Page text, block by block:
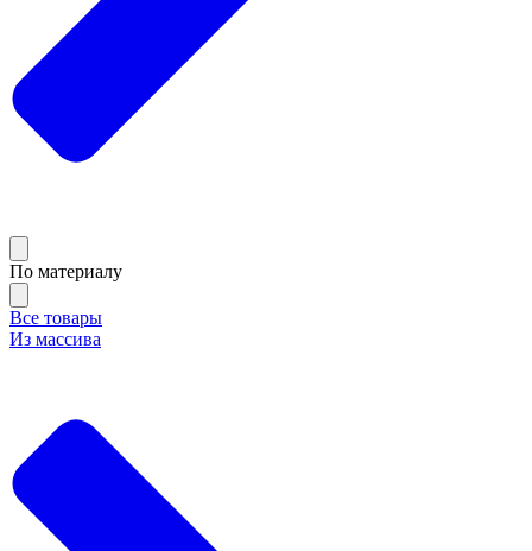
По материалу
Все товары
Из массива